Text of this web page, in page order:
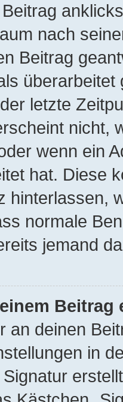
nach
Beitrag
letzte
nicht,
wenn ein
hat. Diese
hinterlassen,
normale
jemand
an deinen
in